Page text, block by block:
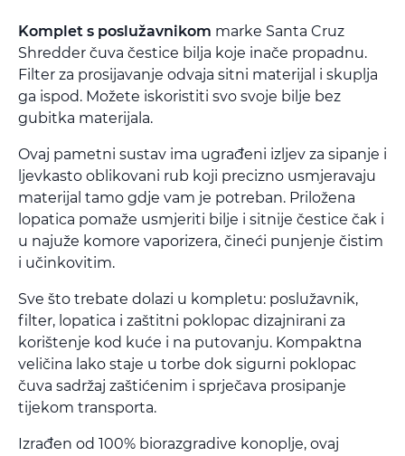
Komplet s poslužavnikom marke Santa Cruz
Shredder čuva čestice bilja koje inače propadnu.
Filter za prosijavanje odvaja sitni materijal i skuplja
ga ispod. Možete iskoristiti svo svoje bilje bez
gubitka materijala.
Ovaj pametni sustav ima ugrađeni izljev za sipanje i
ljevkasto oblikovani rub koji precizno usmjeravaju
materijal tamo gdje vam je potreban. Priložena
lopatica pomaže usmjeriti bilje i sitnije čestice čak i
u najuže komore vaporizera, čineći punjenje čistim
i učinkovitim.
Sve što trebate dolazi u kompletu: poslužavnik,
filter, lopatica i zaštitni poklopac dizajnirani za
korištenje kod kuće i na putovanju. Kompaktna
veličina lako staje u torbe dok sigurni poklopac
čuva sadržaj zaštićenim i sprječava prosipanje
tijekom transporta.
Izrađen od 100% biorazgradive konoplje, ovaj